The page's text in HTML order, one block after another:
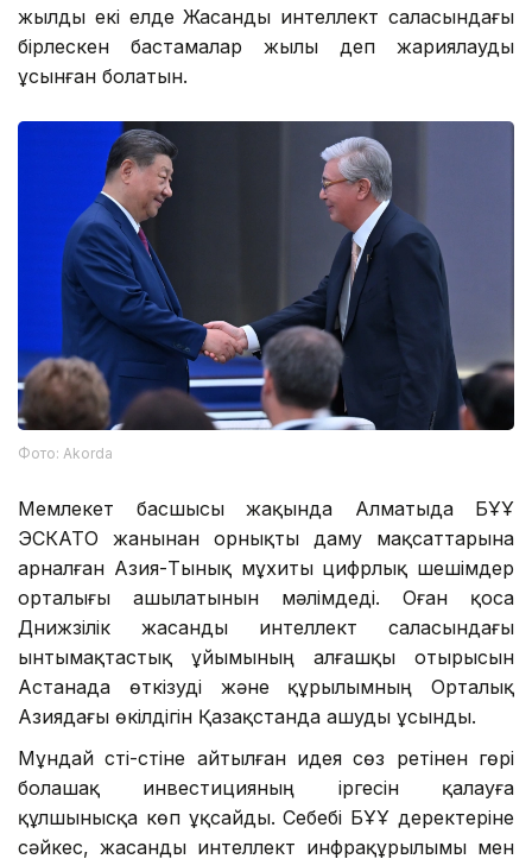
жылды екі елде Жасанды интеллект саласындағы
бірлескен бастамалар жылы деп жариялауды
ұсынған болатын.
Фото: Аkorda
Мемлекет басшысы жақында Алматыда БҰҰ
ЭСКАТО жанынан орнықты даму мақсаттарына
арналған Азия-Тынық мұхиты цифрлық шешімдер
орталығы ашылатынын мәлімдеді. Оған қоса
Дүнижүзілік жасанды интеллект саласындағы
ынтымақтастық ұйымының алғашқы отырысын
Астанада өткізуді және құрылымның Орталық
Азиядағы өкілдігін Қазақстанда ашуды ұсынды.
Мұндай үсті-үстіне айтылған идея сөз ретінен гөрі
болашақ инвестицияның іргесін қалауға
құлшынысқа көп ұқсайды. Себебі БҰҰ деректеріне
сәйкес, жасанды интеллект инфрақұрылымы мен